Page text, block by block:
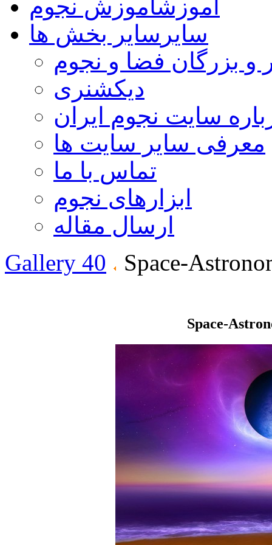
آموزشآموزش نجوم
سایر سایر بخش ها
و بزرگان فضا و نجوم
دیکشنری
سایت نجوم ایران
معرفی سایر سایت ها
تماس با ما
ابزارهای نجوم
ارسال مقاله
Gallery 40
Space-
Space-